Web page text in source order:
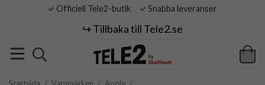
Officiell Tele2-butik Snabba leveranser
↪️ Tillbaka till Tele2.se